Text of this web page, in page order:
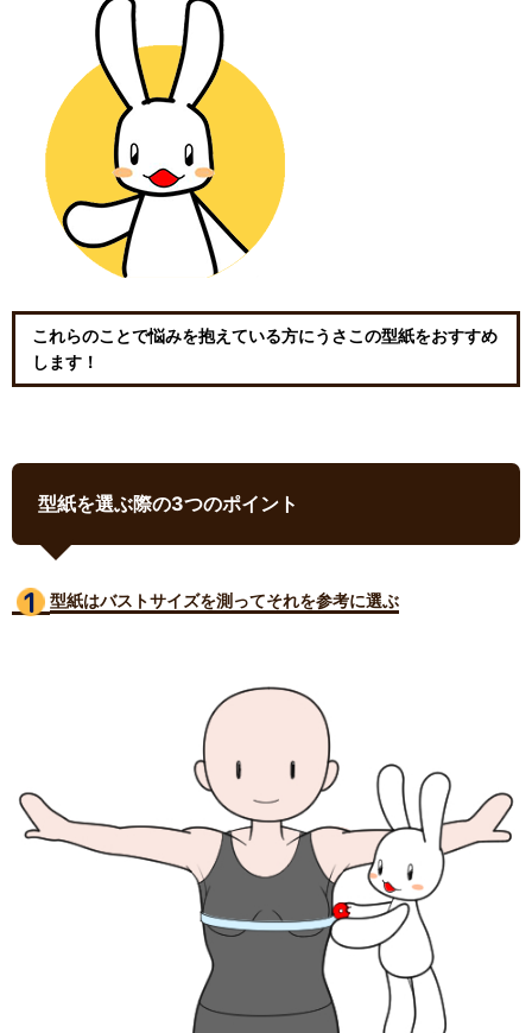
これらのことで悩みを抱えている方にうさこの型紙をおすすめ
します！
型紙を選ぶ際の3つのポイント
型紙はバストサイズを測ってそれを参考に選ぶ